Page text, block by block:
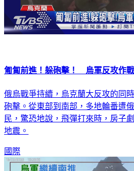
匍匐前進！躲砲擊！ 烏軍反攻作
俄烏戰爭持續，烏克蘭大反攻的同
砲擊。從東部到南部，多地輪番遭
民，驚恐地說，飛彈打來時，房子
地震。
國際